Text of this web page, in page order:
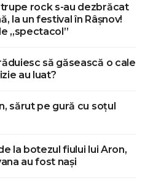
rock s-au dezbrăcat
la un festival în Râșnov!
„spectacol”
să găsească o cale
au luat?
sărut pe gură cu soțul
la botezul fiului lui Aron,
au fost nași